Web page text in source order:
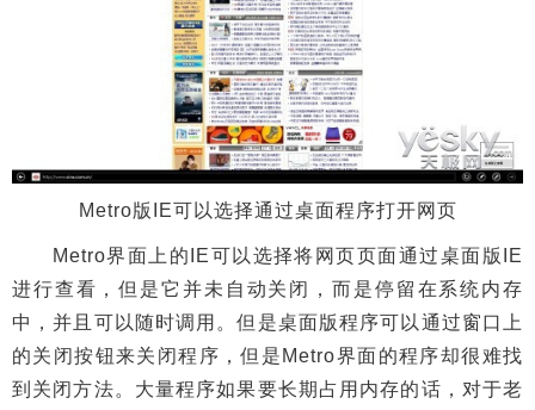
Metro版IE可以选择通过桌面程序打开网页
Metro界面上的IE可以选择将网页页面通过桌面版IE
进行查看，但是它并未自动关闭，而是停留在系统内存
中，并且可以随时调用。但是桌面版程序可以通过窗口上
的关闭按钮来关闭程序，但是Metro界面的程序却很难找
到关闭方法。大量程序如果要长期占用内存的话，对于老